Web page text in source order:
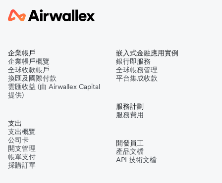
企業帳戶
企業帳戶概覽
全球收款帳戶
換匯及國際付款
雲匯收益 (由 Airwallex Capital
提供)
支出
支出概覽
公司卡
開支管理
帳單支付
採購訂單
嵌入式金融應用實例
銀行即服務
全球帳務管理
平台集成收款
服務計劃
服務費用
開發員工
產品文檔
API 技術文檔